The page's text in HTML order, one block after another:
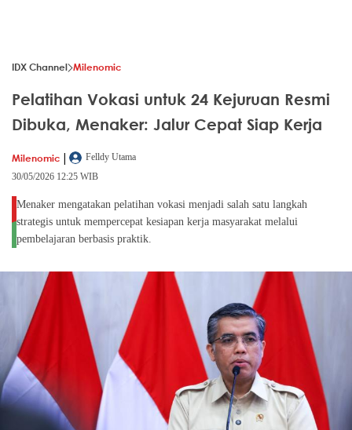
IDX Channel Milenomic
Pelatihan Vokasi untuk 24 Kejuruan Resmi
Dibuka, Menaker: Jalur Cepat Siap Kerja
Milenomic |
Felldy Utama
30/05/2026 12:25 WIB
Menaker mengatakan pelatihan vokasi menjadi salah satu langkah
strategis untuk mempercepat kesiapan kerja masyarakat melalui
pembelajaran berbasis praktik.